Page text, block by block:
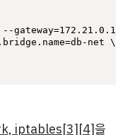
gateway=172.21.0.1 \
net \
iptables[3][4]을